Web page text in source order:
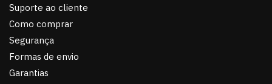
Suporte ao cliente
Como comprar
Segurança
Formas de envio
Garantias